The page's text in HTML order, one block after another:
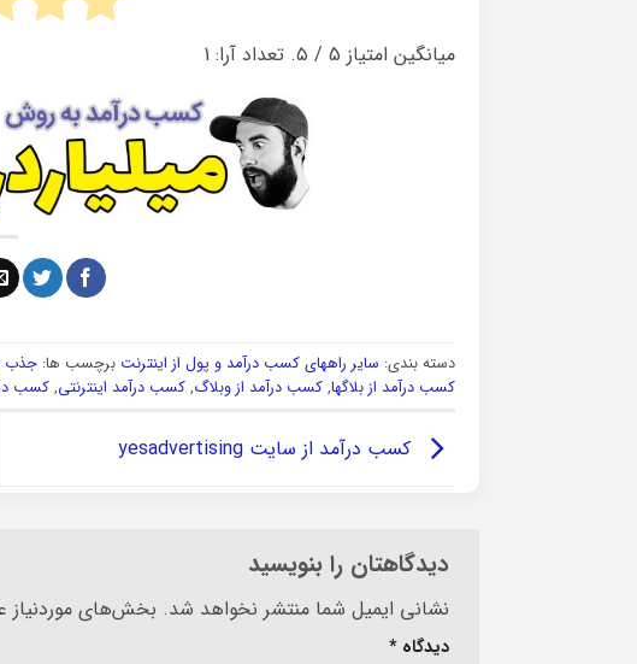
میانگین امتیاز 5/ ۵. تعداد آرا: 1
دسته بندی: سایر راههای کسب درآمد و پول از اینترنت برچسب ها: جذب
کسب درآمد از بلاگها, کسب درآمد از وبلاگ, کسب درآمد اینترنتی,کسب
کسب درآمد از سایت yesadvertising
دیدگاهتان را بنویسید
نشانی ایمیل شما منتشر نخواهد شد. بخش‌های موردنیاز
دیدگاه *
Alternative: